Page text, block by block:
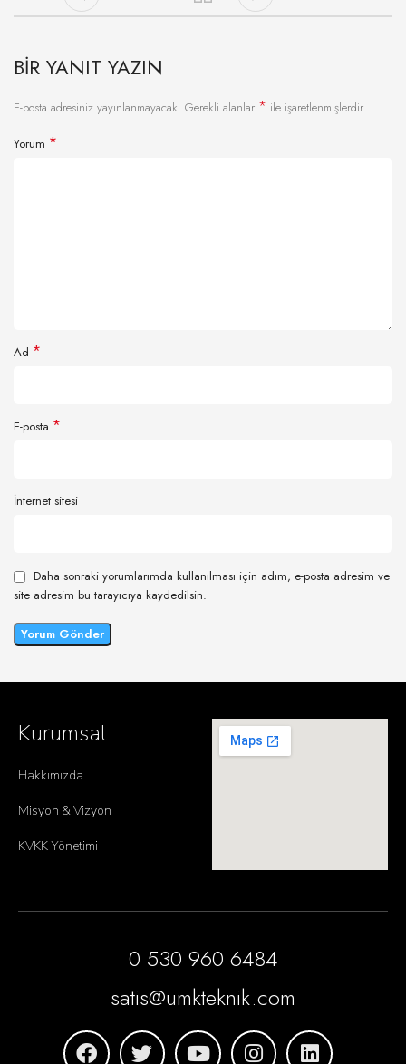
BIR YANIT YAZIN
E-posta adresiniz yayınlanmayacak. Gerekli alanlar * ile işaretlenmişlerdir
Yorum *
Ad *
E-posta *
İnternet sitesi
Daha sonraki yorumlarımda kullanılması için adım, e-posta adresim ve
site adresim bu tarayıcıya kaydedilsin.
Kurumsal
Hakkımızda
Misyon & Vizyon
KVKK Yönetimi
0 530 960 6484
satis@umkteknik.com